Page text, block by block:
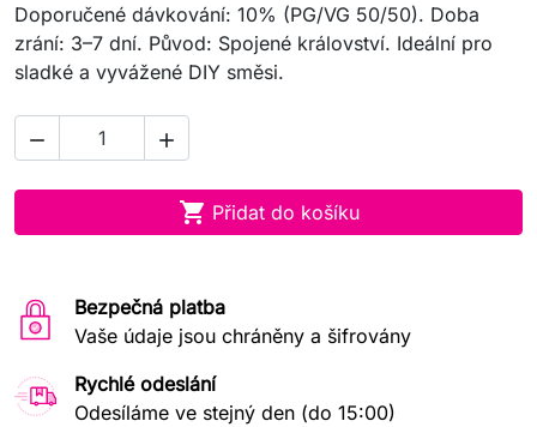
Doporučené dávkování: 10% (PG/VG 50/50). Doba
zrání: 3–7 dní. Původ: Spojené království. Ideální pro
sladké a vyvážené DIY směsi.
 
 Přidat do košíku
Bezpečná platba
Vaše údaje jsou chráněny a šifrovány
Rychlé odeslání
Odesíláme ve stejný den (do 15:00)